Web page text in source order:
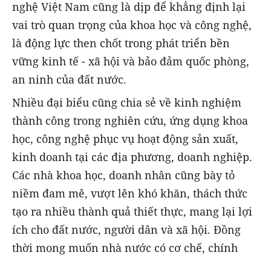
nghệ Việt Nam cũng là dịp để khẳng định lại
vai trò quan trọng của khoa học và công nghệ,
là động lực then chốt trong phát triển bền
vững kinh tế - xã hội và bảo đảm quốc phòng,
an ninh của đất nước.
Nhiều đại biểu cũng chia sẻ về kinh nghiệm
thành công trong nghiên cứu, ứng dụng khoa
học, công nghệ phục vụ hoạt động sản xuất,
kinh doanh tại các địa phương, doanh nghiệp.
Các nhà khoa học, doanh nhân cũng bày tỏ
niềm đam mê, vượt lên khó khăn, thách thức
tạo ra nhiều thành quả thiết thực, mang lại lợi
ích cho đất nước, người dân và xã hội. Đồng
thời mong muốn nhà nước có cơ chế, chính